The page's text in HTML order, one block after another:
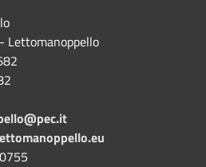
Lettomanoppello